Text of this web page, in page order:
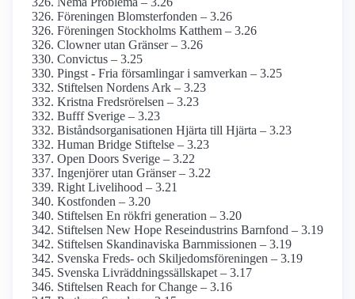
Föreningen Blomster­fonden – 3.26
Föreningen Stockholms Katthem – 3.26
Clowner utan Gränser – 3.26
Convictus – 3.25
Pingst - Fria församlingar i samverkan – 3.25
Stiftelsen Nordens Ark – 3.23
Kristna Fredsrörelsen – 3.23
Bufff Sverige – 3.23
Bistånds­organisationen Hjärta till Hjärta – 3.23
Human Bridge Stiftelse – 3.23
Open Doors Sverige – 3.22
Ingenjörer utan Gränser – 3.22
Right Livelihood – 3.21
Kostfonden – 3.20
Stiftelsen En rökfri generation – 3.20
Stiftelsen New Hope Rese­industrins Barnfond – 3.19
Stiftelsen Skandinaviska Barnmissionen – 3.19
Svenska Freds- och Skiljedoms­föreningen – 3.19
Svenska Livräddningssällskapet – 3.17
Stiftelsen Reach for Change – 3.16